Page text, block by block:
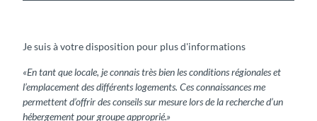
Je suis à votre disposition pour plus d'informations
«En tant que locale, je connais très bien les conditions régionales et
l’emplacement des différents logements. Ces connaissances me
permettent d’offrir des conseils sur mesure lors de la recherche d’un
hébergement pour groupe approprié.»